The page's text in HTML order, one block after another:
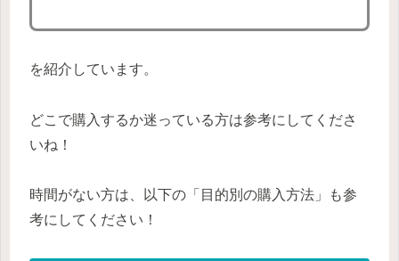
を紹介しています。
どこで購入するか迷っている方は参考にしてくださ
いね！
時間がない方は、以下の「目的別の購入方法」も参
考にしてください！